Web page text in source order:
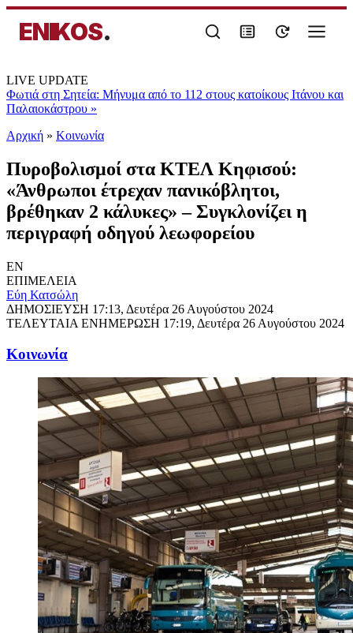
ENIKOS.
LIVE UPDATE
Φωτιά στη Σητεία: Μήνυμα από το 112 στους κατοίκους Ιτάνου και
Παλαιοκάστρου »
Αρχική » Κοινωνία
Πυροβολισμοί στα ΚΤΕΛ Κηφισού:
«Άνθρωποι έτρεχαν πανικόβλητοι,
βρέθηκαν 2 κάλυκες» – Συγκλονίζει η
περιγραφή οδηγού λεωφορείου
EN
ΕΠΙΜΕΛΕΙΑ
Εύη Κατσώλη
ΔΗΜΟΣΙΕΥΣΗ 17:13, Δευτέρα 26 Αυγούστου 2024
ΤΕΛΕΥΤΑΙΑ ΕΝΗΜΕΡΩΣΗ 17:19, Δευτέρα 26 Αυγούστου 2024
Κοινωνία